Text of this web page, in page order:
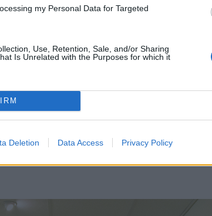
my Personal Data for Targeted
Use, Retention, Sale, and/or Sharing
Is Unrelated with the Purposes for which it
Deletion Data Access Privacy Policy
rekord för